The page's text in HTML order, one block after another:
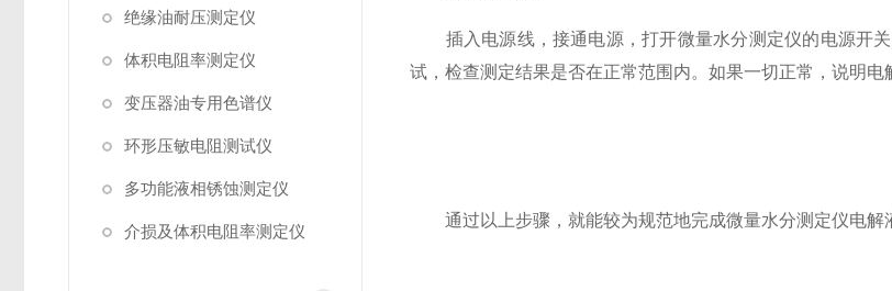
绝缘油耐压测定仪
体积电阻率测定仪
变压器油专用色谱仪
环形压敏电阻测试仪
多功能液相锈蚀测定仪
介损及体积电阻率测定仪
插入电源线，接通电源，打开微量水分测定仪的电源开关
试，检查测定结果是否在正常范围内。如果一切正常，说明电
通过以上步骤，就能较为规范地完成微量水分测定仪电解